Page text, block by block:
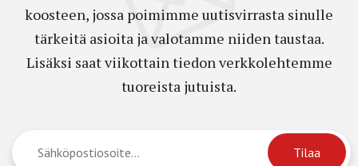
koosteen, jossa poimimme uutisvirrasta sinulle
tärkeitä asioita ja valotamme niiden taustaa.
Lisäksi saat viikottain tiedon verkkolehtemme
tuoreista jutuista.